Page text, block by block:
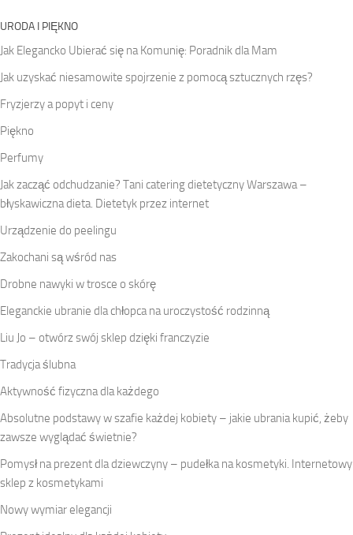
URODA I PIĘKNO
Jak Elegancko Ubierać się na Komunię: Poradnik dla Mam
Jak uzyskać niesamowite spojrzenie z pomocą sztucznych rzęs?
Fryzjerzy a popyt i ceny
Piękno
Perfumy
Jak zacząć odchudzanie? Tani catering dietetyczny Warszawa –
błyskawiczna dieta. Dietetyk przez internet
Urządzenie do peelingu
Zakochani są wśród nas
Drobne nawyki w trosce o skórę
Eleganckie ubranie dla chłopca na uroczystość rodzinną
Liu Jo – otwórz swój sklep dzięki franczyzie
Tradycja ślubna
Aktywność fizyczna dla każdego
Absolutne podstawy w szafie każdej kobiety – jakie ubrania kupić, żeby
zawsze wyglądać świetnie?
Pomysł na prezent dla dziewczyny – pudełka na kosmetyki. Internetowy
sklep z kosmetykami
Nowy wymiar elegancji